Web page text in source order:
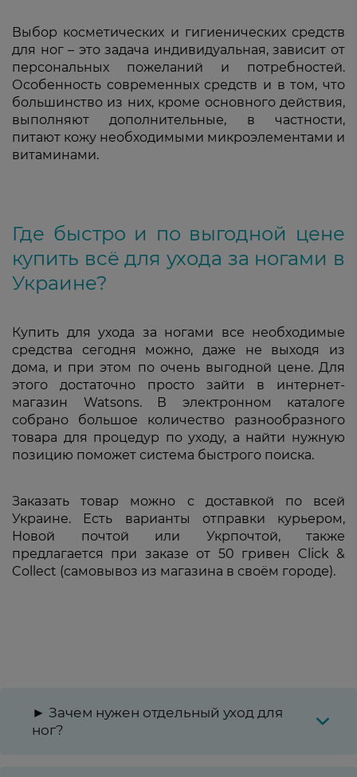
Выбор косметических и гигиенических средств
для ног – это задача индивидуальная, зависит от
персональных пожеланий и потребностей.
Особенность современных средств и в том, что
большинство из них, кроме основного действия,
выполняют дополнительные, в частности,
питают кожу необходимыми микроэлементами и
витаминами.
Где быстро и по выгодной цене
купить всё для ухода за ногами в
Украине?
Купить для ухода за ногами все необходимые
средства сегодня можно, даже не выходя из
дома, и при этом по очень выгодной цене. Для
этого достаточно просто зайти в интернет-
магазин Watsons. В электронном каталоге
собрано большое количество разнообразного
товара для процедур по уходу, а найти нужную
позицию поможет система быстрого поиска.
Заказать товар можно с доставкой по всей
Украине. Есть варианты отправки курьером,
Новой почтой или Укрпочтой, также
предлагается при заказе от 50 гривен Click &
Collect (самовывоз из магазина в своём городе).
► Зачем нужен отдельный уход для
ног?